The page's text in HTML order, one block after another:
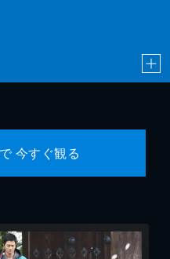
今すぐ観る